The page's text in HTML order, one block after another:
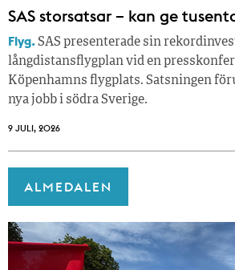
SAS storsatsar – kan ge
Flyg.SAS presenterade sin
långdistansflygplan vid en
Köpenhamns flygplats. Satsningen
nya jobb i södra Sverige.
9 JULI, 2026
ALMEDALEN